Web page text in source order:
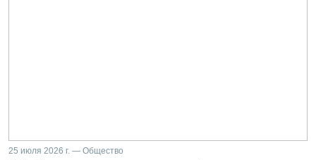
25 июля 2026 г. — Общество